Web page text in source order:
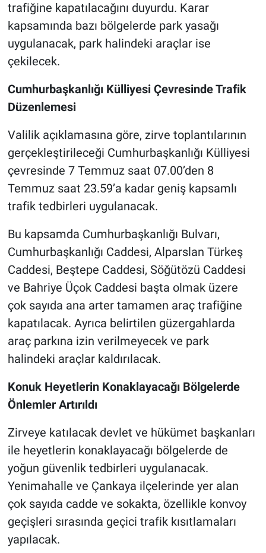
trafiğine kapatılacağını duyurdu. Karar
kapsamında bazı bölgelerde park yasağı
uygulanacak, park halindeki araçlar ise
çekilecek.
Cumhurbaşkanlığı Külliyesi Çevresinde Trafik
Düzenlemesi
Valilik açıklamasına göre, zirve toplantılarının
gerçekleştirileceği Cumhurbaşkanlığı Külliyesi
çevresinde 7 Temmuz saat 07.00’den 8
Temmuz saat 23.59’a kadar geniş kapsamlı
trafik tedbirleri uygulanacak.
Bu kapsamda Cumhurbaşkanlığı Bulvarı,
Cumhurbaşkanlığı Caddesi, Alparslan Türkeş
Caddesi, Beştepe Caddesi, Söğütözü Caddesi
ve Bahriye Üçok Caddesi başta olmak üzere
çok sayıda ana arter tamamen araç trafiğine
kapatılacak. Ayrıca belirtilen güzergahlarda
araç parkına izin verilmeyecek ve park
halindeki araçlar kaldırılacak.
Konuk Heyetlerin Konaklayacağı Bölgelerde
Önlemler Artırıldı
Zirveye katılacak devlet ve hükümet başkanları
ile heyetlerin konaklayacağı bölgelerde de
yoğun güvenlik tedbirleri uygulanacak.
Yenimahalle ve Çankaya ilçelerinde yer alan
çok sayıda cadde ve sokakta, özellikle konvoy
geçişleri sırasında geçici trafik kısıtlamaları
yapılacak.